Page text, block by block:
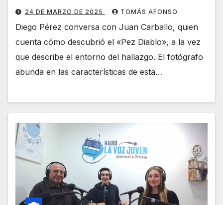
24 DE MARZO DE 2025 TOMÁS AFONSO
Diego Pérez conversa con Juan Carballo, quien
cuenta cómo descubrió el «Pez Diablo», a la vez
que describe el entorno del hallazgo. El fotógrafo
abunda en las características de esta…